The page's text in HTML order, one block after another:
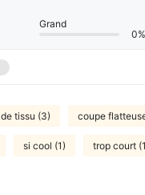
Grand
0%
tissu (3) coupe
si cool (1) trop court